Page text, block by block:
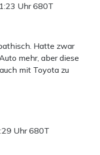
Uhr680T
Hatte zwar
mehr, aber diese
mit Toyota zu
Uhr680T